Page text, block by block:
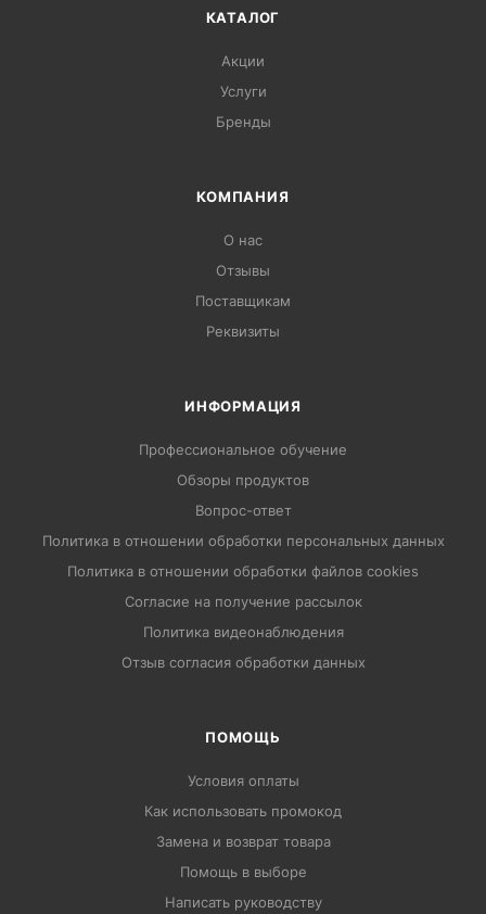
КАТАЛОГ
Акции
Услуги
Бренды
КОМПАНИЯ
О нас
Отзывы
Поставщикам
Реквизиты
ИНФОРМАЦИЯ
Профессиональное обучение
Обзоры продуктов
Вопрос-ответ
Политика в отношении обработки персональных данных
Политика в отношении обработки файлов cookies
Согласие на получение рассылок
Политика видеонаблюдения
Отзыв согласия обработки данных
ПОМОЩЬ
Условия оплаты
Как использовать промокод
Замена и возврат товара
Помощь в выборе
Написать руководству